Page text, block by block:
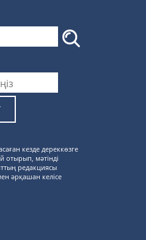
кезде дереккөзге
отырып, мәтінді
редакциясы
әрқашан келісе